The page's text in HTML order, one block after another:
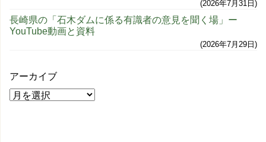
2026年7月31日
長崎県の「石木ダムに係る有識者の意見を聞く場」ー
YouTube動画と資料
2026年7月29日
アーカイブ